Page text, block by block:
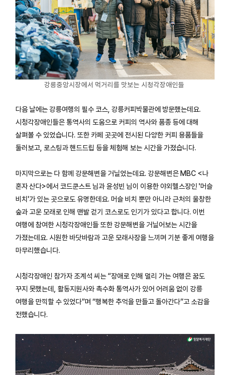
강릉중앙시장에서 먹거리를 맛보는 시청각장애인들
다음 날에는 강릉여행의 필수 코스, 강릉커피박물관에 방문했는데요.
시청각장애인들은 통역사의 도움으로 커피의 역사와 품종 등에 대해
살펴볼 수 있었습니다. 또한 카페 곳곳에 전시된 다양한 커피 용품들을
둘러보고, 로스팅과 핸드드립 등을 체험해 보는 시간을 가졌습니다.
마지막으로는 다 함께 강문해변을 거닐었는데요. 강문해변은 MBC <나
혼자 산다>에서 코드쿤스트 님과 윤성빈 님이 이용한 야외헬스장인 '머슬
비치'가 있는 곳으로도 유명한데요. 머슬 비치 뿐만 아니라 근처의 울창한
숲과 고운 모래로 인해 맨발 걷기 코스로도 인기가 있다고 합니다. 이번
여행에 참여한 시청각장애인들 또한 강문해변을 거닐어보는 시간을
가졌는데요. 시원한 바닷바람과 고운 모래사장을 느끼며 기분 좋게 여행을
마무리했습니다.
시청각장애인 참가자 조계석 씨는 “장애로 인해 멀리 가는 여행은 꿈도
꾸지 못했는데, 활동지원사와 촉수화 통역사가 있어 어려움 없이 강릉
여행을 만끽할 수 있었다”며 “행복한 추억을 만들고 돌아간다”고 소감을
전했습니다.